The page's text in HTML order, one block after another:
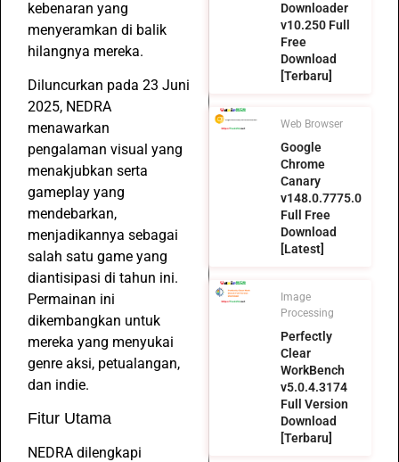
kebenaran yang
menyeramkan di balik
hilangnya mereka.
Diluncurkan pada 23 Juni
2025, NEDRA
menawarkan
pengalaman visual yang
menakjubkan serta
gameplay yang
mendebarkan,
menjadikannya sebagai
salah satu game yang
diantisipasi di tahun ini.
Permainan ini
dikembangkan untuk
mereka yang menyukai
genre aksi, petualangan,
dan indie.
Fitur Utama
NEDRA dilengkapi
Downloader
v10.250 Full
Free
Download
[Terbaru]
Web Browser
Google
Chrome
Canary
v148.0.7775.0
Full Free
Download
[Latest]
Image
Processing
Perfectly
Clear
WorkBench
v5.0.4.3174
Full Version
Download
[Terbaru]